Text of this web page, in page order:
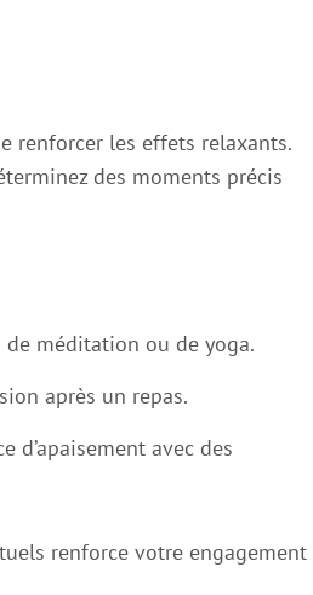
renforcer les effets relaxants.
des moments précis
de méditation ou de yoga.
après un repas.
d’apaisement avec des
renforce votre engagement